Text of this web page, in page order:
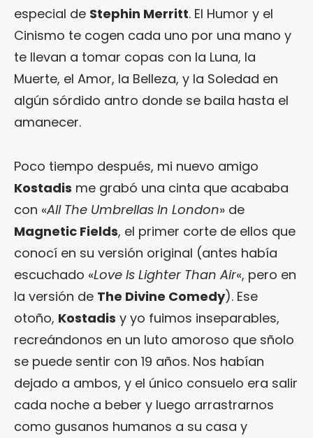
especial de Stephin Merritt. El Humor y el
Cinismo te cogen cada uno por una mano y
te llevan a tomar copas con la Luna, la
Muerte, el Amor, la Belleza, y la Soledad en
algún sórdido antro donde se baila hasta el
amanecer.
Poco tiempo después, mi nuevo amigo
Kostadis me grabó una cinta que acababa
con «All The Umbrellas In London» de
Magnetic Fields, el primer corte de ellos que
conocí en su versión original (antes había
escuchado «Love Is Lighter Than Air«, pero en
la versión de The Divine Comedy). Ese
otoño, Kostadis y yo fuimos inseparables,
recreándonos en un luto amoroso que sñolo
se puede sentir con 19 años. Nos habían
dejado a ambos, y el único consuelo era salir
cada noche a beber y luego arrastrarnos
como gusanos humanos a su casa y